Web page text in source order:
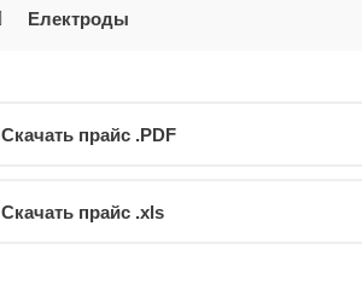
Електроды
Скачать прайс .PDF
Скачать прайс .xls